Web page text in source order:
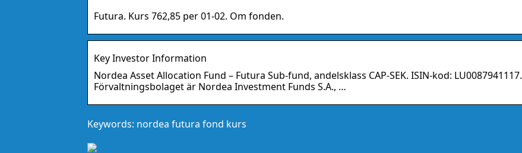
Futura. Kurs 762,85 per 01-02. Om fonden.
Key Investor Information
Nordea Asset Allocation Fund – Futura Sub-fund, andelsklass CAP-SEK. ISIN-kod: LU0087941117.
Förvaltningsbolaget är Nordea Investment Funds S.A., …
Keywords: nordea futura fond kurs